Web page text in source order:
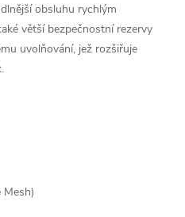
obsluhu rychlým
větší bezpečnostní rezervy
uvolňování, jež rozšiřuje
Mesh)